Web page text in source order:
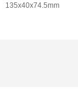
135x️40x️74.5mm